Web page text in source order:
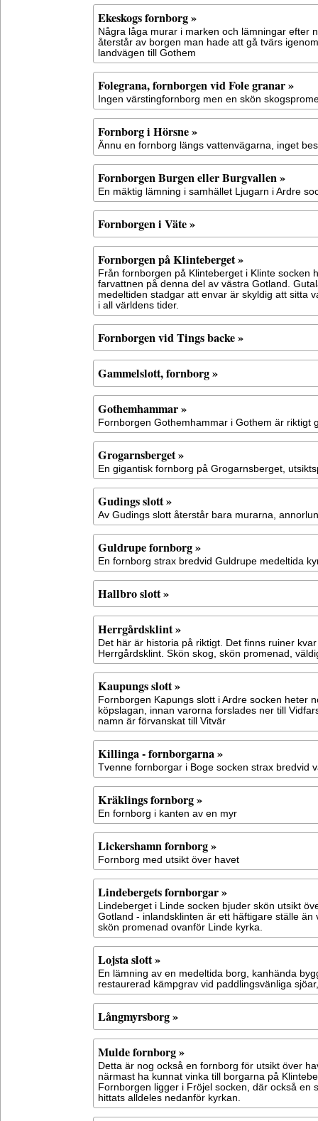
Ekeskogs fornborg »
Några låga murar i marken och lämningar efter
återstår av borgen man hade att gå tvärs
landvägen till Gothem
Folegrana, fornborgen vid Fole granar »
Ingen värstingfornborg men en skön
Fornborg i Hörsne »
Ännu en fornborg längs vattenvägarna, inget
Fornborgen Burgen eller Burgvallen »
En mäktig lämning i samhället Ljugarn i Ardre
Fornborgen i Väte »
Fornborgen på Klinteberget »
Från fornborgen på Klinteberget i Klinte socken
farvattnen på denna del av västra Gotland.
medeltiden stadgar att envar är skyldig att sitta
i all världens tider.
Fornborgen vid Tings backe »
Gammelslott, fornborg »
Gothemhammar »
Fornborgen Gothemhammar i Gothem är riktigt
Grogarnsberget »
En gigantisk fornborg på Grogarnsberget,
Gudings slott »
Av Gudings slott återstår bara murarna,
Guldrupe fornborg »
En fornborg strax bredvid Guldrupe medeltida
Hallbro slott »
Herrgårdsklint »
Det här är historia på riktigt. Det finns ruiner
Herrgårdsklint. Skön skog, skön promenad,
Kaupungs slott »
Fornborgen Kapungs slott i Ardre socken heter
köpslagan, innan varorna forslades ner till
namn är förvanskat till Vitvär
Killinga - fornborgarna »
Tvenne fornborgar i Boge socken strax bredvid
Kräklings fornborg »
En fornborg i kanten av en myr
Lickershamn fornborg »
Fornborg med utsikt över havet
Lindebergets fornborgar »
Lindeberget i Linde socken bjuder skön utsikt
Gotland - inlandsklinten är ett häftigare ställe än
skön promenad ovanför Linde kyrka.
Lojsta slott »
En lämning av en medeltida borg, kanhända
restaurerad kämpgrav vid paddlingsvänliga
Långmyrsborg »
Mulde fornborg »
Detta är nog också en fornborg för utsikt över
närmast ha kunnat vinka till borgarna på
Fornborgen ligger i Fröjel socken, där också en
hittats alldeles nedanför kyrkan.